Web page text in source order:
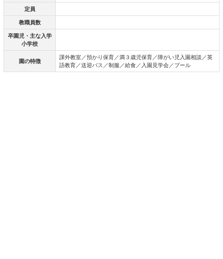
定員
教職員数
卒園児・主な入学
小学校
園の特徴
課外教室／預かり保育／満３歳児保育／障がい児入園相談／英
語教育／送迎バス／制服／給食／入園見学会／プール